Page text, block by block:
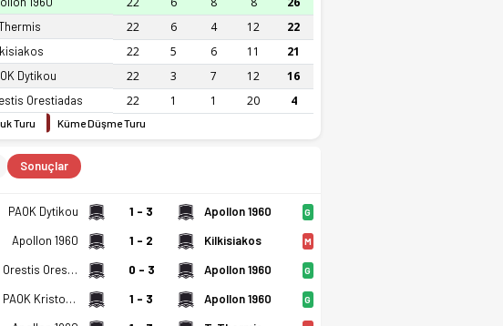
22 6 4 12 22
22 5 6 11 21
Dytikou 22 3 7 12 16
Orestiadas 22 1 1 20 4
Turu Küme Düşme Turu
Sonuçlar
PAOK Dytikou 1 - 3 Apollon 1960 G
Apollon 1960 1 - 2 Kilkisiakos M
Orestis Orestiadas 0 - 3 Apollon 1960 G
PAOK Kristonis 1 - 3 Apollon 1960 G